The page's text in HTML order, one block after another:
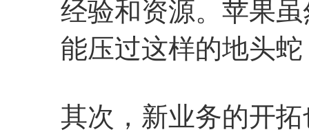
经验和资源。苹果
能压过这样的地头
其次，新业务的开